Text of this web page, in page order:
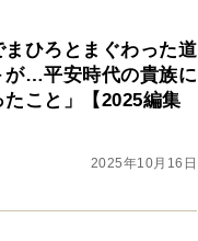
ひろとまぐわった道
が…平安時代の貴族に
こと」【2025編集
2025年10月16日